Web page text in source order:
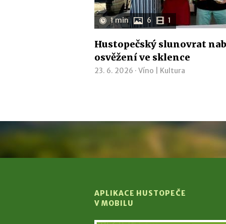
1 min 6 1
Hustopečský slunovrat
osvěžení ve sklence
23. 6. 2026 · Víno Kultura
APLIKACE HUSTOPEČE
V MOBILU